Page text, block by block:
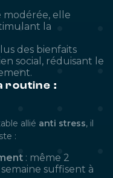
modérée, elle
la
des bienfaits
social, réduisant le
routine :
allié anti stress, il
:
: même 2
suffisent à